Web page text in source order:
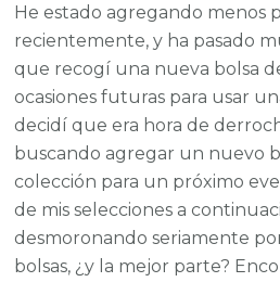
colección
He estado agregando menos
recientemente, y ha pasado
que recogí una nueva bolsa
ocasiones futuras para usar
decidí que era hora de
buscando agregar un nuevo
colección para un próximo
de mis selecciones a
desmoronando seriamente
bolsas, ¿y la mejor parte?